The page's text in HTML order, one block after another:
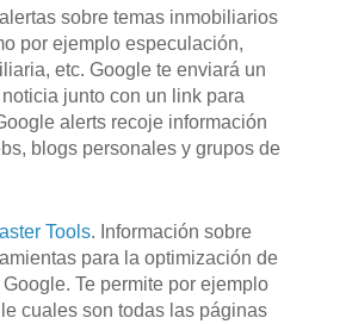
sobre temas inmobiliarios
por ejemplo especulación,
etc. Google te enviará un
junto con un linkpara
alerts recojeinformación
, blogs personales y grupos de
Tools. Información sobre
para la optimización de
Te permite por ejemplo
cuales son todas las páginas